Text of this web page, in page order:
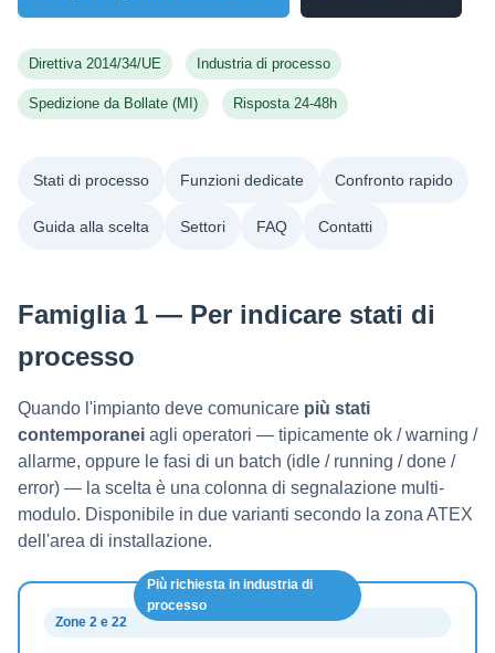
Direttiva 2014/34/UE Industria di processo
Spedizione da Bollate (MI) Risposta 24-48h
Stati di processo Funzioni dedicate Confronto rapido
Guida alla scelta Settori FAQ Contatti
Famiglia 1 — Per indicare stati di
processo
Quando l'impianto deve comunicare più stati
contemporanei agli operatori — tipicamente ok / warning /
allarme, oppure le fasi di un batch (idle / running / done /
error) — la scelta è una colonna di segnalazione multi-
modulo. Disponibile in due varianti secondo la zona ATEX
dell'area di installazione.
Zone 2 e 22